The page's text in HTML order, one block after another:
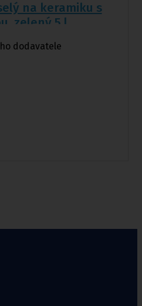
na keramiku s
zelený 5 l
dodavatele